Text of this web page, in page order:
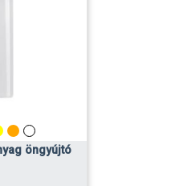
öngyújtó